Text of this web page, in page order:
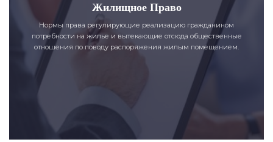
Жилищное Право
Нормы права регулирующие реализацию гражданином
потребности на жилье и вытекающие отсюда общественные
отношения по поводу распоряжения жилым помещением.